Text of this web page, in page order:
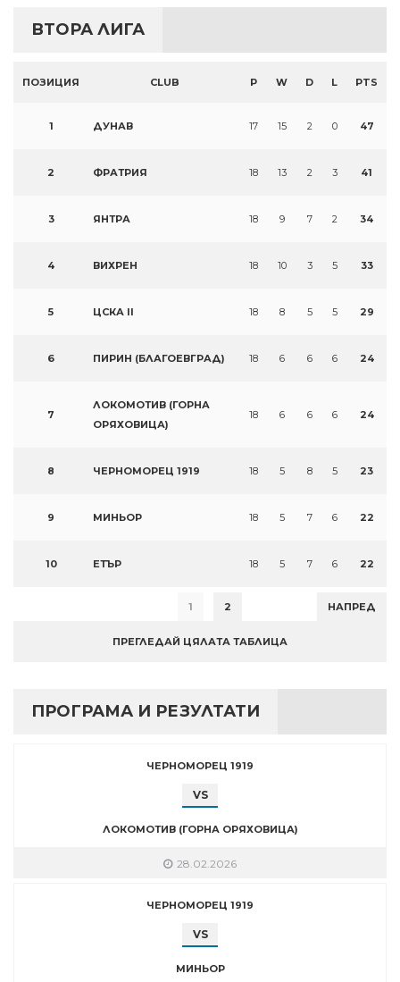
ВТОРА ЛИГА
ПОЗИЦИЯ CLUB P W D L PTS
1 ДУНАВ 17 15 2 0 47
2 ФРАТРИЯ 18 13 2 3 41
3 ЯНТРА 18 9 7 2 34
4 ВИХРЕН 18 10 3 5 33
5 ЦСКА II 18 8 5 5 29
6 ПИРИН (БЛАГОЕВГРАД) 18 6 6 6 24
7
ЛОКОМОТИВ (ГОРНА
ОРЯХОВИЦА)
18 6 6 6 24
8 ЧЕРНОМОРЕЦ 1919 18 5 8 5 23
9 МИНЬОР 18 5 7 6 22
10 ЕТЪР 18 5 7 6 22
1 2 НАПРЕД
ПРЕГЛЕДАЙ ЦЯЛАТА ТАБЛИЦА
ПРОГРАМА И РЕЗУЛТАТИ
ЧЕРНОМОРЕЦ 1919
VS
ЛОКОМОТИВ (ГОРНА ОРЯХОВИЦА)
28.02.2026
ЧЕРНОМОРЕЦ 1919
VS
МИНЬОР